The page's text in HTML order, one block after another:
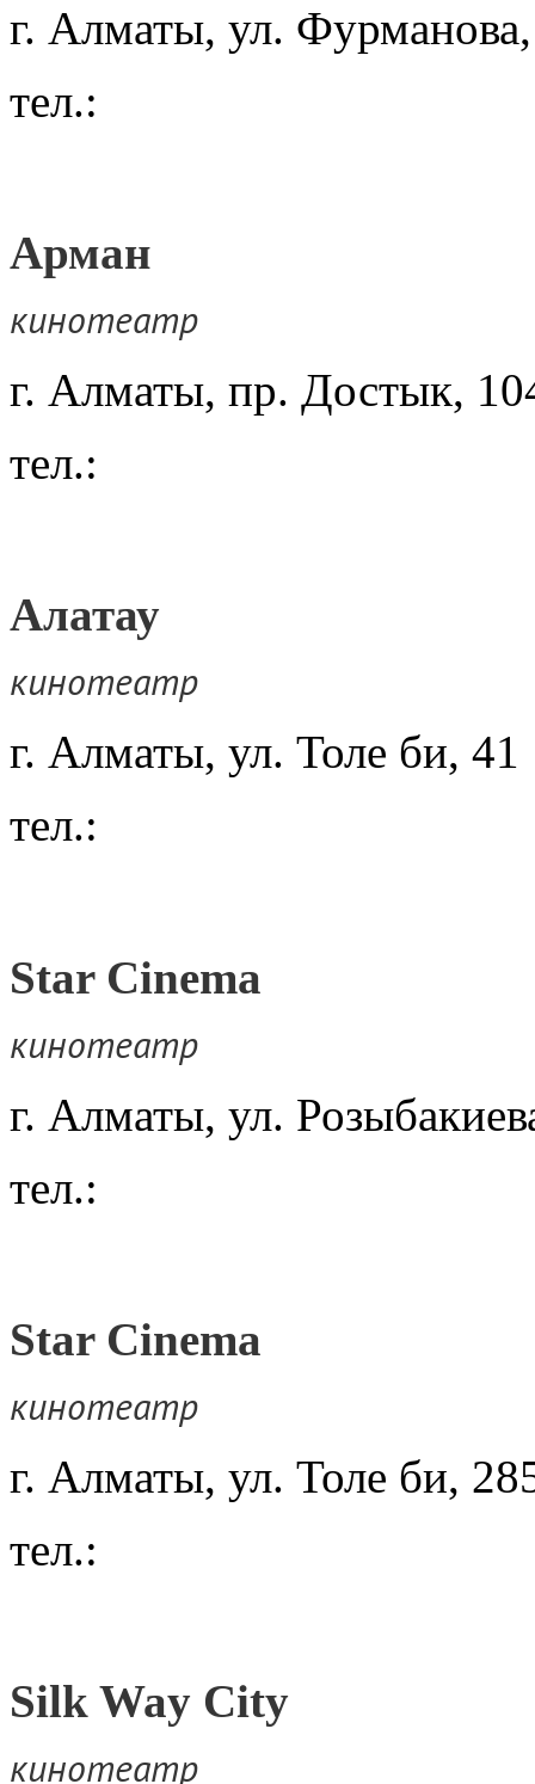
г. Алматы, ул.
тел.:
Арман
кинотеатр
г. Алматы, пр. Достык,
тел.:
Алатау
кинотеатр
г. Алматы, ул. Толе би, 41
тел.:
Star Cinema
кинотеатр
г. Алматы, ул.
тел.:
Star Cinema
кинотеатр
г. Алматы, ул. Толе би,
тел.:
Silk Way City
кинотеатр